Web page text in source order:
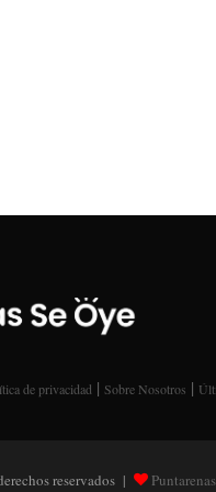
de privacidad | Sobre Nosotros |
reservados |